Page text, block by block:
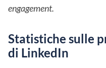
engagement.
Statistiche sulle
di LinkedIn